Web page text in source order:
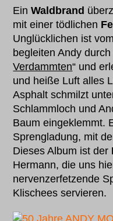
EinWaldbrand
mit einer tödlichen
Unglücklichen ist
begleiten Andy durch
Verdammten“ und
und heiße Luft alles
Asphalt schmilzt
Schlammloch und
Baum eingeklemmt.
Sprengladung, mit
Dieses Album ist der
Hermann, die uns
nervenzerfetzende
Klischees servieren.